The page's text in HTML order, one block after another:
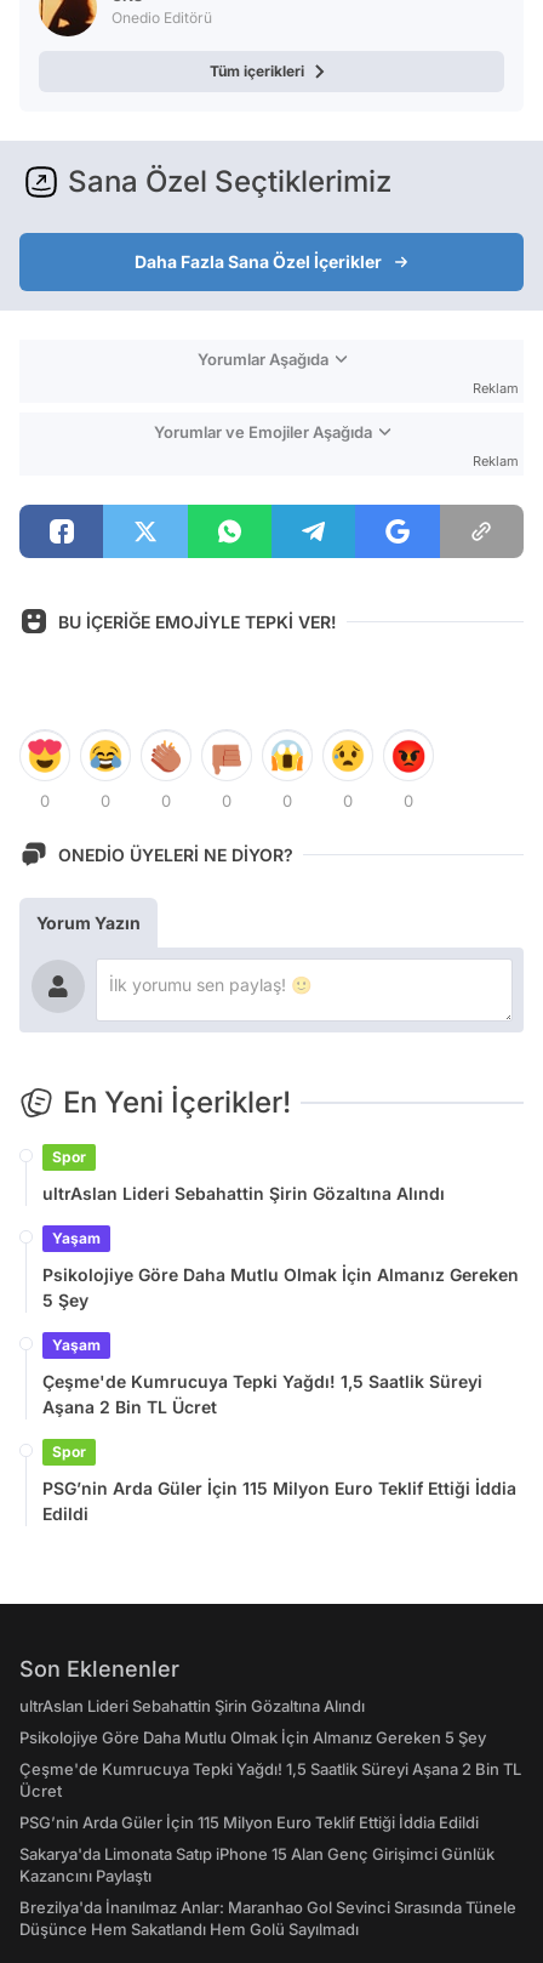
Onedio Editörü
Tüm içerikleri
Sana Özel Seçtiklerimiz
Daha Fazla Sana Özel İçerikler
Yorumlar Aşağıda
Reklam
Yorumlar ve Emojiler Aşağıda
Reklam
BU İÇERİĞE EMOJİYLE TEPKİ VER!
0 0 0 0 0 0 0
ONEDİO ÜYELERİ NE DİYOR?
Yorum Yazın
En Yeni İçerikler!
Spor
ultrAslan Lideri Sebahattin Şirin Gözaltına Alındı
Yaşam
Psikolojiye Göre Daha Mutlu Olmak İçin Almanız Gereken
5 Şey
Yaşam
Çeşme'de Kumrucuya Tepki Yağdı! 1,5 Saatlik Süreyi
Aşana 2 Bin TL Ücret
Spor
PSG’nin Arda Güler İçin 115 Milyon Euro Teklif Ettiği İddia
Edildi
Son Eklenenler
ultrAslan Lideri Sebahattin Şirin Gözaltına Alındı
Psikolojiye Göre Daha Mutlu Olmak İçin Almanız Gereken 5 Şey
Çeşme'de Kumrucuya Tepki Yağdı! 1,5 Saatlik Süreyi Aşana 2 Bin TL
Ücret
PSG’nin Arda Güler İçin 115 Milyon Euro Teklif Ettiği İddia Edildi
Sakarya'da Limonata Satıp iPhone 15 Alan Genç Girişimci Günlük
Kazancını Paylaştı
Brezilya'da İnanılmaz Anlar: Maranhao Gol Sevinci Sırasında Tünele
Düşünce Hem Sakatlandı Hem Golü Sayılmadı